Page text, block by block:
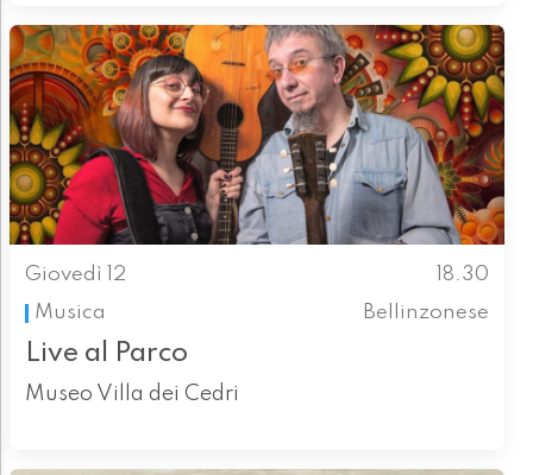
Giovedì 12
18.30
Musica
Bellinzonese
Live al Parco
Museo Villa dei Cedri